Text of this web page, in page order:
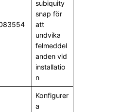
subiquity
snap för
att
undvika
felmeddel
anden vid
installatio
n
Konfigurer
a